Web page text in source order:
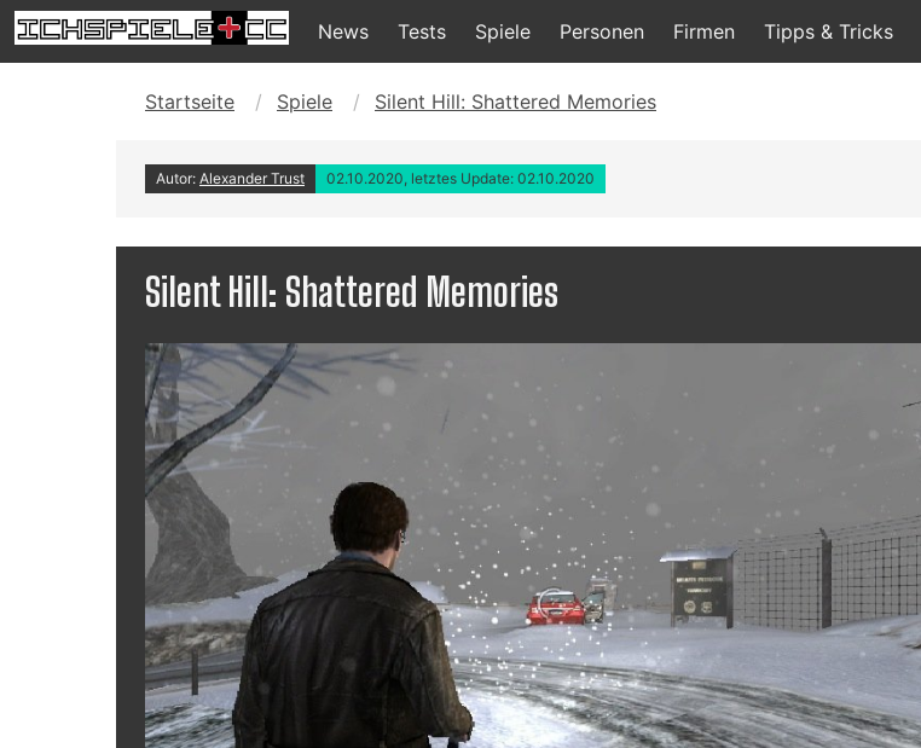
News Tests Spiele Personen Firmen Tipps & Tricks
Startseite Spiele Silent Hill: Shattered Memories
Autor: Alexander Trust 02.10.2020, letztes Update: 02.10.2020
Silent Hill: Shattered Memories